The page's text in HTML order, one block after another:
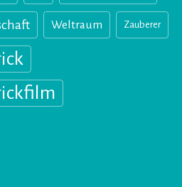
Weltraum Zauberer